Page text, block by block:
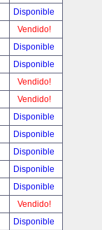
Disponible
Vendido!
Disponible
Disponible
Vendido!
Vendido!
Disponible
Disponible
Disponible
Disponible
Disponible
Vendido!
Disponible